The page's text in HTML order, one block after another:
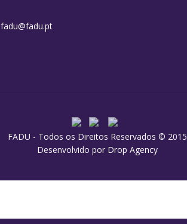
fadu@fadu.pt
FADU - Todos os Direitos Reservados © 2015
Desenvolvido por Drop Agency